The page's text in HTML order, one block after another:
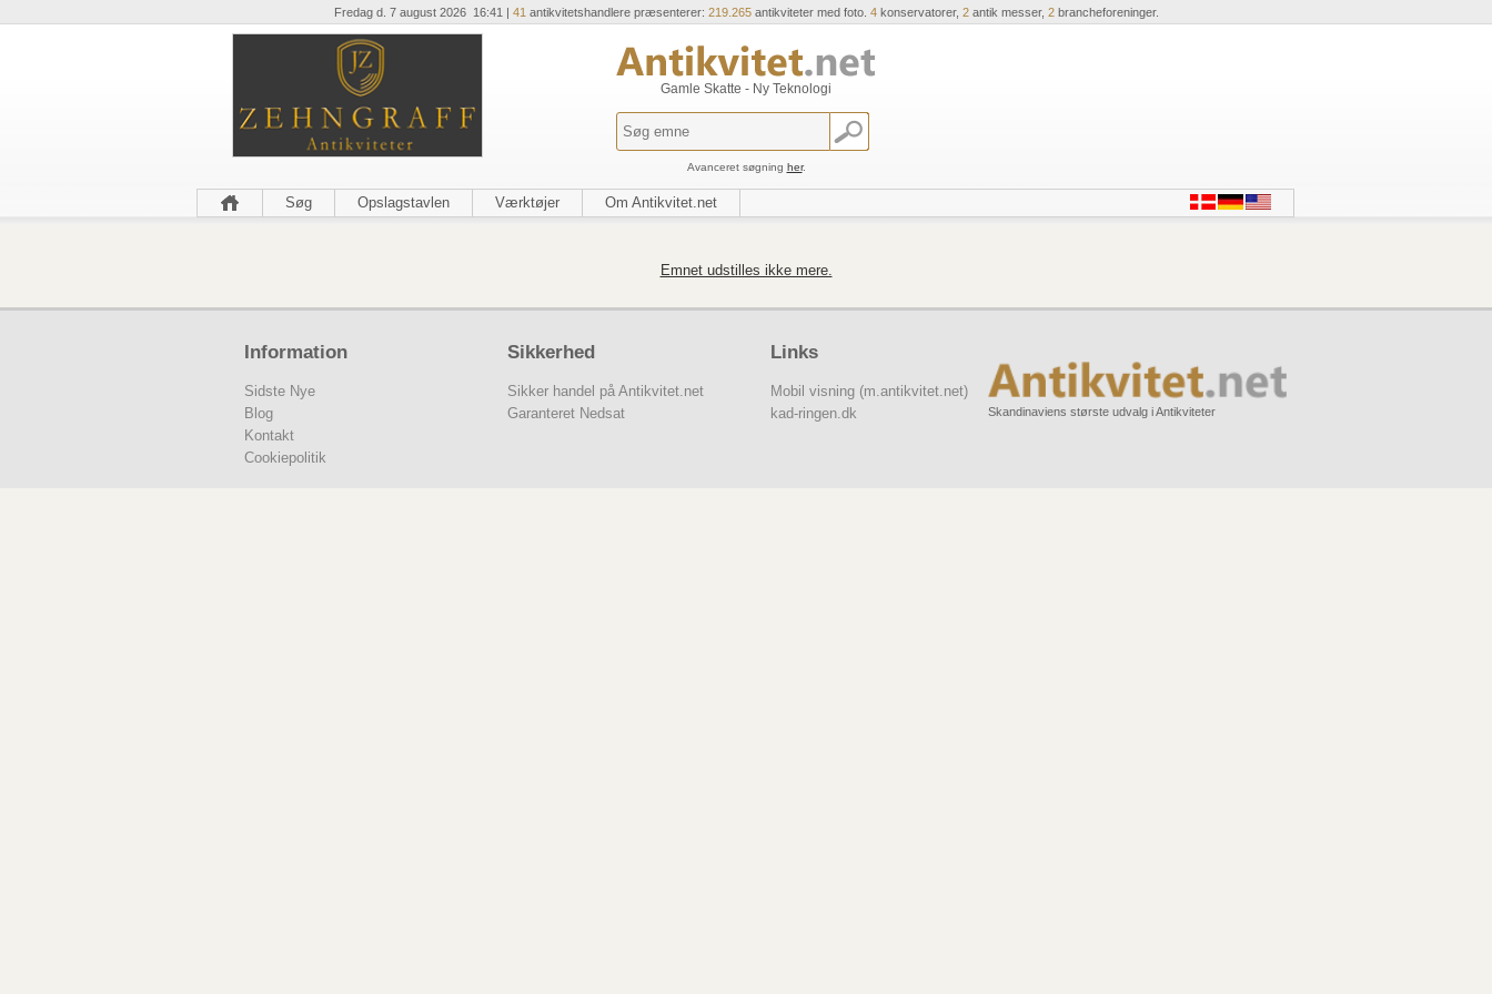
Fredag d. 7 august 2026 16:41 | 41 antikvitetshandlere præsenterer: 219.265antikviteter med foto. 4konservatorer, 2antik messer, 2brancheforeninger.
Gamle Skatte - Ny Teknologi
Avanceret søgning her.
Søg Opslagstavlen Værktøjer Om Antikvitet.net
Emnet udstilles ikke mere.
Information
Sidste Nye
Blog
Kontakt
Cookiepolitik
Sikkerhed
Sikker handel på Antikvitet.net
Garanteret Nedsat
Links
Mobil visning (m.antikvitet.net)
kad-ringen.dk
Skandinaviens største udvalg i Antikviteter